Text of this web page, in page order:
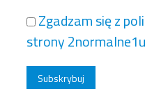
Zgadzam się z
strony